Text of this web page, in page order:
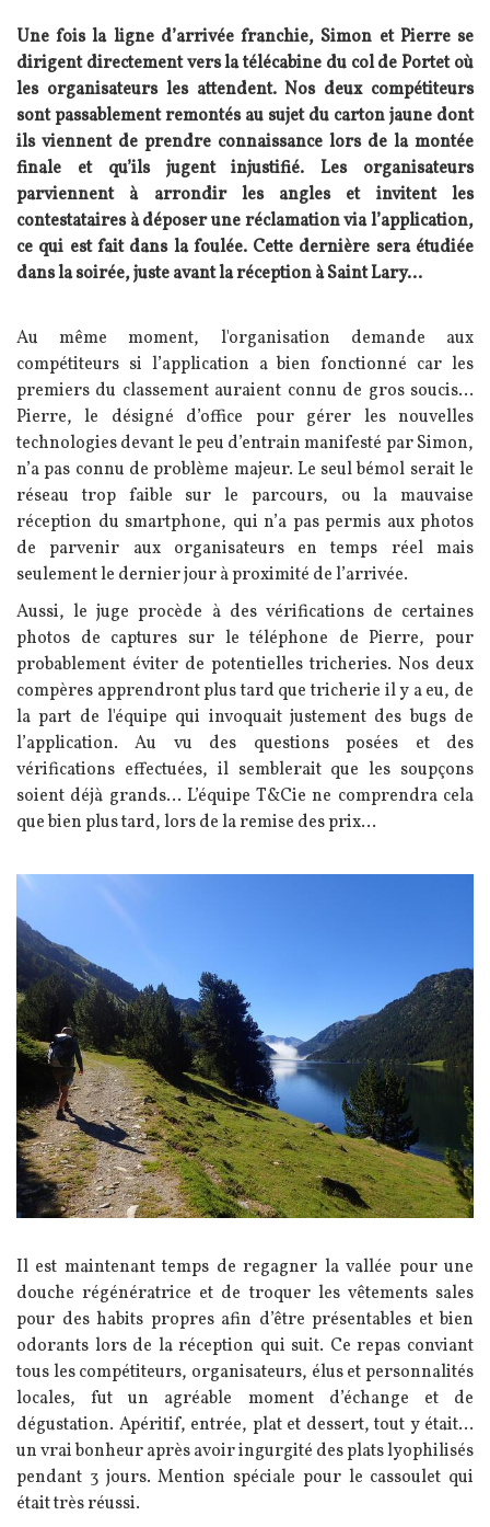
Une fois la ligne d’arrivée franchie, Simon et Pierre se
dirigent directement vers la télécabine du col de Portet où
les organisateurs les attendent. Nos deux compétiteurs
sont passablement remontés au sujet du carton jaune dont
ils viennent de prendre connaissance lors de la montée
finale et qu’ils jugent injustifié. Les organisateurs
parviennent à arrondir les angles et invitent les
contestataires à déposer une réclamation via l’application,
ce qui est fait dans la foulée. Cette dernière sera étudiée
dans la soirée, juste avant la réception à Saint Lary...
Texte
Au même moment, l'organisation demande aux
compétiteurs si l’application a bien fonctionné car les
premiers du classement auraient connu de gros soucis...
Pierre, le désigné d’office pour gérer les nouvelles
technologies devant le peu d’entrain manifesté par Simon,
n’a pas connu de problème majeur. Le seul bémol serait le
réseau trop faible sur le parcours, ou la mauvaise
réception du smartphone, qui n’a pas permis aux photos
de parvenir aux organisateurs en temps réel mais
seulement le dernier jour à proximité de l’arrivée.
Aussi, le juge procède à des vérifications de certaines
photos de captures sur le téléphone de Pierre, pour
probablement éviter de potentielles tricheries. Nos deux
compères apprendront plus tard que tricherie il y a eu, de
la part de l'équipe qui invoquait justement des bugs de
l’application. Au vu des questions posées et des
vérifications effectuées, il semblerait que les soupçons
soient déjà grands... L’équipe T&Cie ne comprendra cela
que bien plus tard, lors de la remise des prix...
Image
Texte
Il est maintenant temps de regagner la vallée pour une
douche régénératrice et de troquer les vêtements sales
pour des habits propres afin d’être présentables et bien
odorants lors de la réception qui suit. Ce repas conviant
tous les compétiteurs, organisateurs, élus et personnalités
locales, fut un agréable moment d’échange et de
dégustation. Apéritif, entrée, plat et dessert, tout y était...
un vrai bonheur après avoir ingurgité des plats lyophilisés
pendant 3 jours. Mention spéciale pour le cassoulet qui
était très réussi.